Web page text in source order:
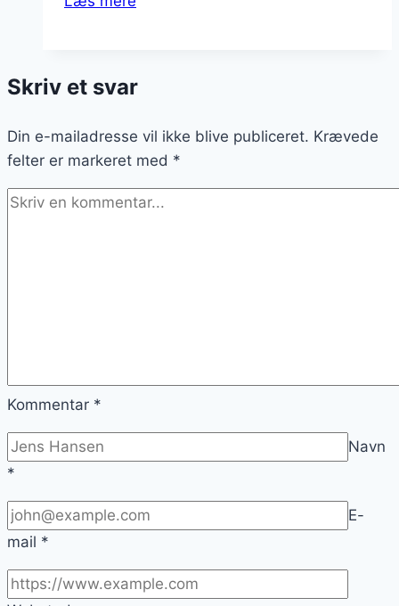
og
Skriv et svar
Din e-mailadresse vil ikke blive publiceret. Krævede
felter er markeret med *
Kommentar *
Navn
*
E-
mail *